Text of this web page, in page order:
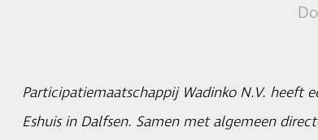
Participatiemaatschappij Wadinko N.V. heeft
Eshuis in Dalfsen. Samen met algemeen